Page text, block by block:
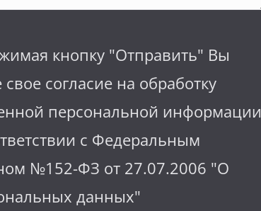
кнопку "Отправить" Вы
свое согласие на обработку
персональной информации
с Федеральным
№152-ФЗ от 27.07.2006 "О
данных"